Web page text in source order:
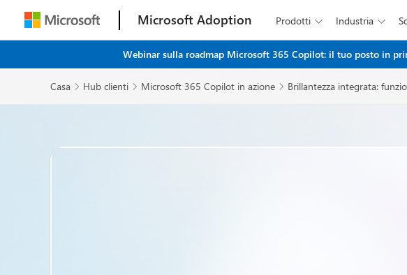
Microsoft Adoption Prodotti  Industria 
Webinar sulla roadmap Microsoft 365 Copilot: il tuo posto in
Casa  Hub clienti  Microsoft 365 Copilot in azione  Brillantezza integrata: